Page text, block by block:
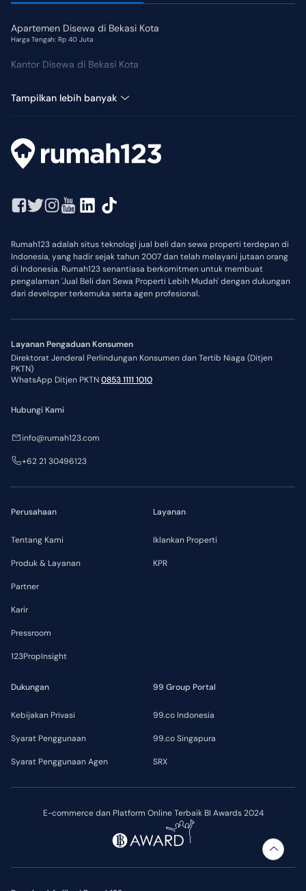
Apartemen Disewa di Bekasi Kota
Harga Tengah: Rp 40 Juta
Kantor Disewa di Bekasi Kota
Tampilkan lebih banyak
Rumah123 adalah situs teknologi jual beli dan sewa properti terdepan di
Indonesia, yang hadir sejak tahun 2007 dan telah melayani jutaan orang
di Indonesia. Rumah123 senantiasa berkomitmen untuk membuat
pengalaman 'Jual Beli dan Sewa Properti Lebih Mudah' dengan dukungan
dari developer terkemuka serta agen profesional.
Layanan Pengaduan Konsumen
Direktorat Jenderal Perlindungan Konsumen dan Tertib Niaga (Ditjen
PKTN)
WhatsApp Ditjen PKTN0853 1111 1010
E-commerce dan Platform Online Terbaik BI Awards 2024
Perusahaan
Tentang Kami
Produk & Layanan
Partner
Karir
Pressroom
123PropInsight
Layanan
Iklankan Properti
KPR
Dukungan
Kebijakan Privasi
Syarat Penggunaan
Syarat Penggunaan Agen
99 Group Portal
99.co Indonesia
99.co Singapura
SRX
Hubungi Kami
info@rumah123.com
+62 21 30496123